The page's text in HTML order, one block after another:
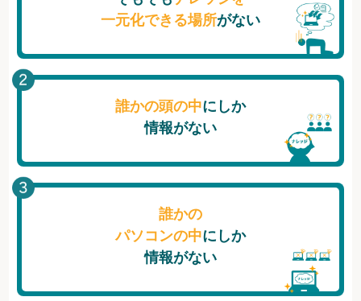
一元化できる場所がない
誰かの頭の中にしか
情報がない
誰かの
パソコンの中にしか
情報がない